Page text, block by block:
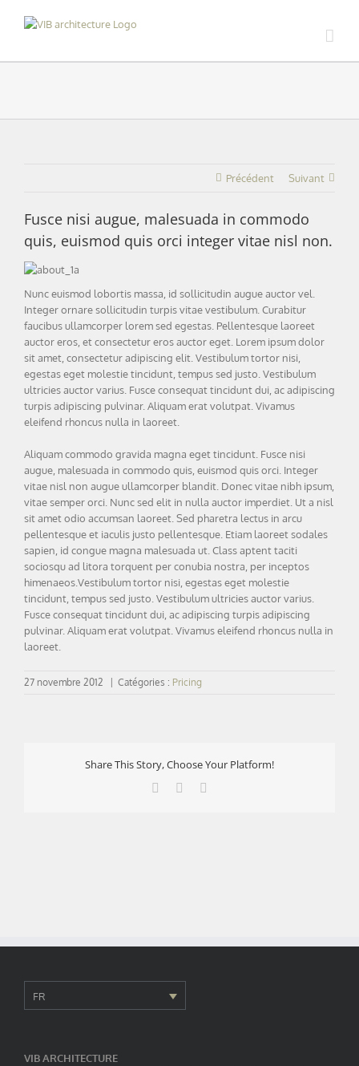
Précédent Suivant
Fusce nisi augue, malesuada in commodo
quis, euismod quis orci integer vitae nisl non.
Nunc euismod lobortis massa, id sollicitudin augue auctor vel.
Integer ornare sollicitudin turpis vitae vestibulum. Curabitur
faucibus ullamcorper lorem sed egestas. Pellentesque laoreet
auctor eros, et consectetur eros auctor eget. Lorem ipsum dolor
sit amet, consectetur adipiscing elit. Vestibulum tortor nisi,
egestas eget molestie tincidunt, tempus sed justo. Vestibulum
ultricies auctor varius. Fusce consequat tincidunt dui, ac adipiscing
turpis adipiscing pulvinar. Aliquam erat volutpat. Vivamus
eleifend rhoncus nulla in laoreet.
Aliquam commodo gravida magna eget tincidunt. Fusce nisi
augue, malesuada in commodo quis, euismod quis orci. Integer
vitae nisl non augue ullamcorper blandit. Donec vitae nibh ipsum,
vitae semper orci. Nunc sed elit in nulla auctor imperdiet. Ut a nisl
sit amet odio accumsan laoreet. Sed pharetra lectus in arcu
pellentesque et iaculis justo pellentesque. Etiam laoreet sodales
sapien, id congue magna malesuada ut. Class aptent taciti
sociosqu ad litora torquent per conubia nostra, per inceptos
himenaeos.Vestibulum tortor nisi, egestas eget molestie
tincidunt, tempus sed justo. Vestibulum ultricies auctor varius.
Fusce consequat tincidunt dui, ac adipiscing turpis adipiscing
pulvinar. Aliquam erat volutpat. Vivamus eleifend rhoncus nulla in
laoreet.
27 novembre 2012 Catégories : Pricing
Share This Story, Choose Your Platform!
Facebook
FR
VIB ARCHITECTURE